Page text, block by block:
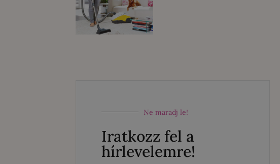
Ne maradj le!
Iratkozz fel a
hírlevelemre!